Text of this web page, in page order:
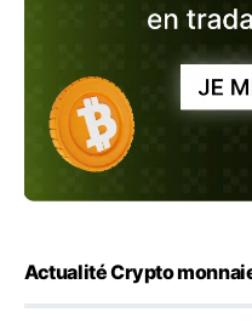
Actualité Crypto